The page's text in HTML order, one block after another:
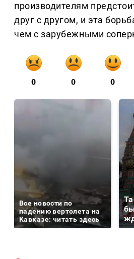
производителям
друг с другом, и эта
чем с зарубежными
0 0 0
Все новости по
падению вертолета на
Кавказе: читать здесь